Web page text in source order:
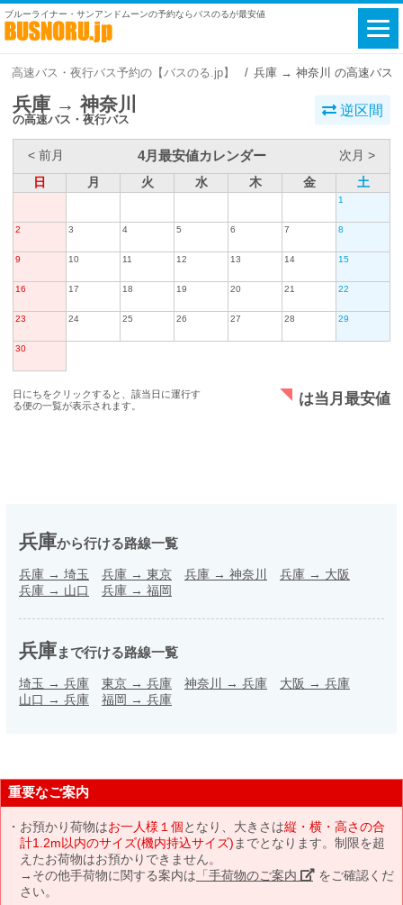
ブルーライナー・サンアンドムーンの予約ならバスのるが最安値
高速バス・夜行バス予約の【バスのる.jp】 兵庫 → 神奈川 の高速バス
兵庫 → 神奈川
の高速バス・夜行バス
逆区間
< 前月 4月最安値カレンダー
次月 >
日
月 火 水 木 金 土
1
2 3 4 5 6 7 8
9 10 11 12 13 14 15
16 17 18 19 20 21 22
23 24 25 26 27 28 29
30
日にちをクリックすると、該当日に運行す
る便の一覧が表示されます。
は当月最安値
兵庫から行ける路線一覧
兵庫 → 埼玉 兵庫 → 東京 兵庫 → 神奈川 兵庫 → 大阪
兵庫 → 山口 兵庫 → 福岡
兵庫まで行ける路線一覧
埼玉 → 兵庫 東京 → 兵庫 神奈川 → 兵庫 大阪 → 兵庫
山口 → 兵庫 福岡 → 兵庫
重要なご案内
お預かり荷物はお一人様１個となり、大きさは縦・横・高さの合
計1.2m以内のサイズ(機内持込サイズ) までとなります。制限を超
えたお荷物はお預かりできません。
→その他手荷物に関する案内は 「手荷物のご案内」 をご確認くだ
さい。